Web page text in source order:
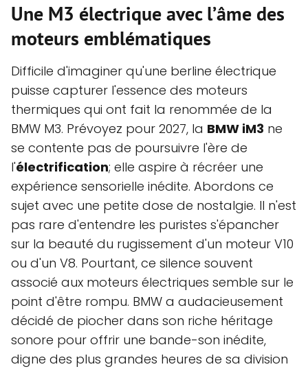
Une M3 électrique avec l’âme des
moteurs emblématiques
Difficile d'imaginer qu'une berline électrique
puisse capturer l'essence des moteurs
thermiques qui ont fait la renommée de la
BMW M3. Prévoyez pour 2027, la BMW iM3 ne
se contente pas de poursuivre l'ère de
l'électrification; elle aspire à récréer une
expérience sensorielle inédite. Abordons ce
sujet avec une petite dose de nostalgie. Il n'est
pas rare d'entendre les puristes s'épancher
sur la beauté du rugissement d'un moteur V10
ou d'un V8. Pourtant, ce silence souvent
associé aux moteurs électriques semble sur le
point d'être rompu. BMW a audacieusement
décidé de piocher dans son riche héritage
sonore pour offrir une bande-son inédite,
digne des plus grandes heures de sa division